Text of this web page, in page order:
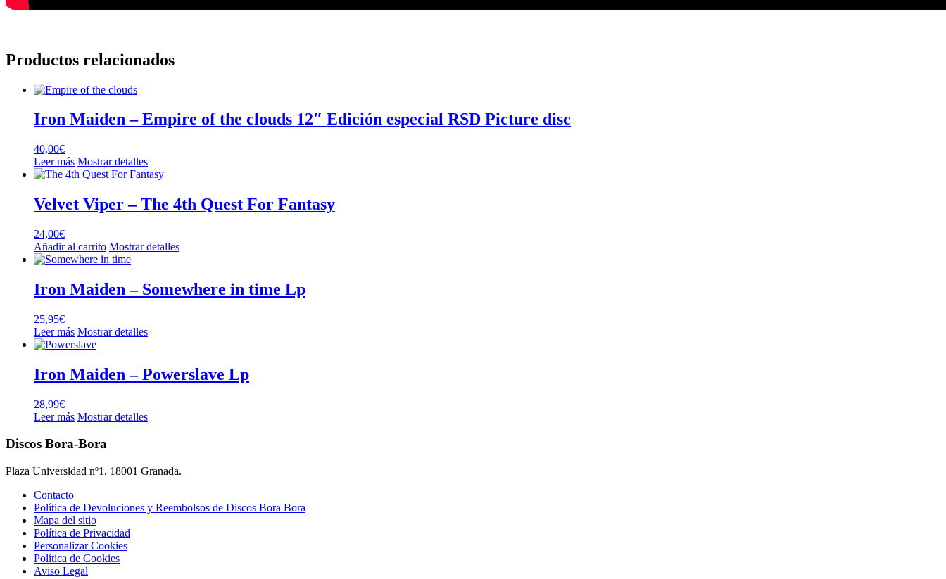
Productos relacionados
Iron Maiden – Empire of the clouds 12″ Edición especial RSD Picture disc
40,00€
Leer más Mostrar detalles
Velvet Viper – The 4th Quest For Fantasy
24,00€
Añadir al carrito Mostrar detalles
Iron Maiden – Somewhere in time Lp
25,95€
Leer más Mostrar detalles
Iron Maiden – Powerslave Lp
28,99€
Leer más Mostrar detalles
Discos Bora-Bora
Plaza Universidad nº1, 18001 Granada.
Contacto
Política de Devoluciones y Reembolsos de Discos Bora Bora
Mapa del sitio
Política de Privacidad
Personalizar Cookies
Política de Cookies
Aviso Legal